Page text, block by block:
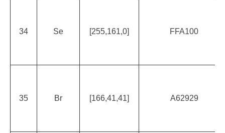
34 Se [255,161,0] FFA100
35 Br [166,41,41] A62929